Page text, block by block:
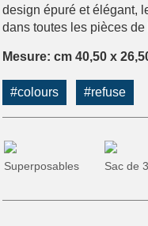
design épuré et élégant,
dans toutes les pièces de
Mesure: cm 40,50 x
#colours #refuse
Superposables Sac de